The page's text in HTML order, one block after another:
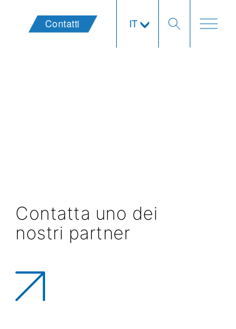
Contatti IT
Contatta uno dei
nostri partner